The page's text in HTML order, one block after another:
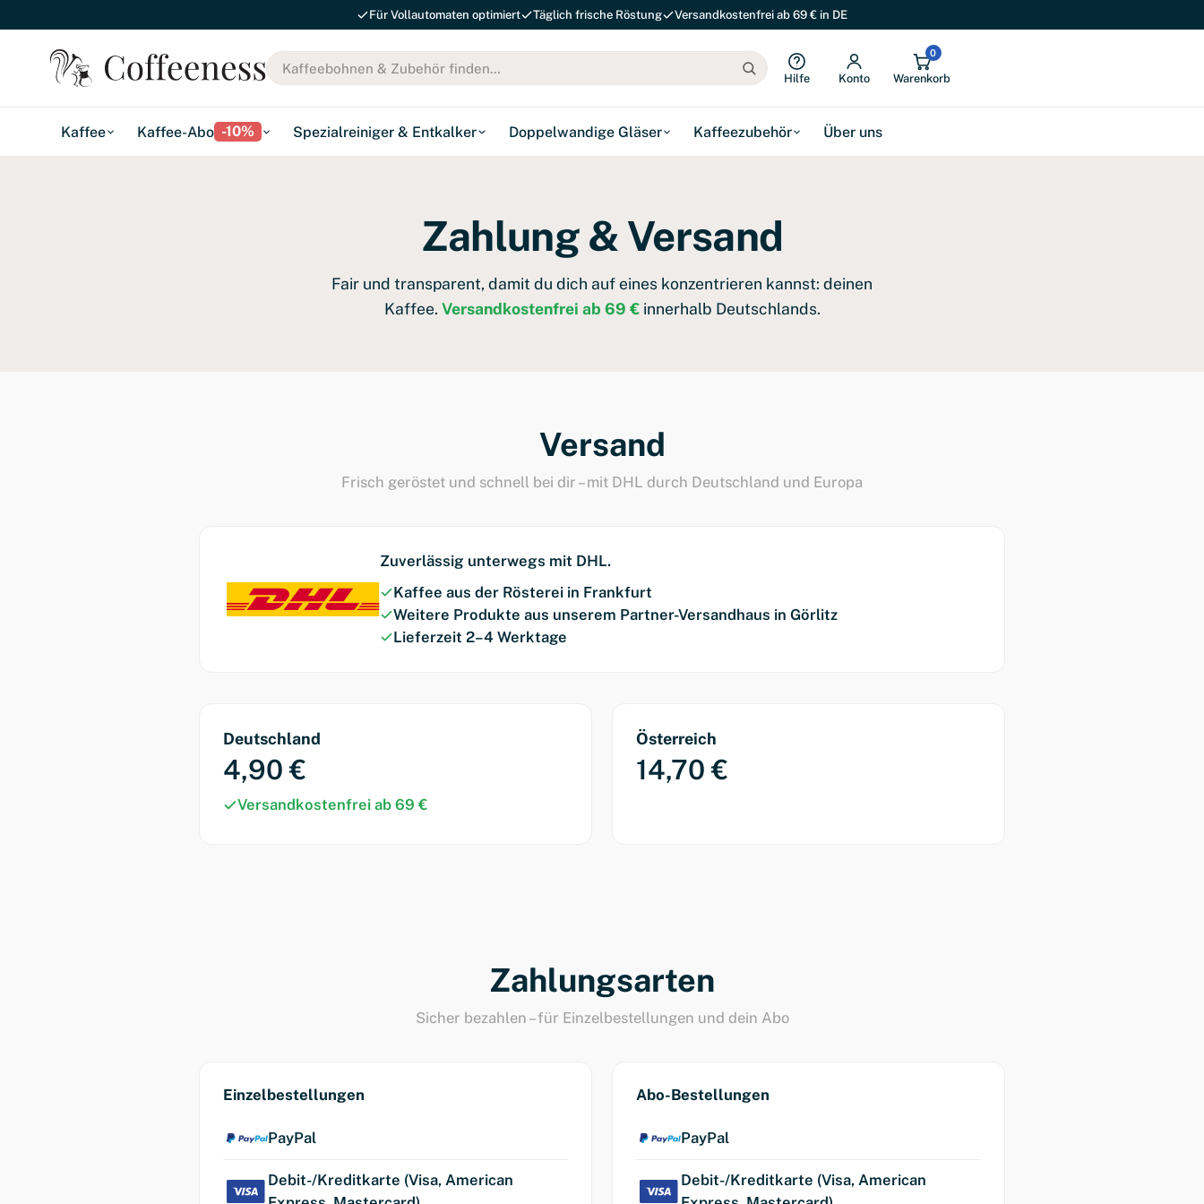
Für Vollautomaten optimiert Täglich frische Röstung Versandkostenfrei ab 69 € in DE
Hilfe Konto
0
Warenkorb
Kaffee Kaffee-Abo -10% Spezialreiniger & Entkalker Doppelwandige Gläser Kaffeezubehör Über uns
Zahlung & Versand
Fair und transparent, damit du dich auf eines konzentrieren kannst: deinen
Kaffee. Versandkostenfrei ab 69 €innerhalb Deutschlands.
Versand
Frisch geröstet und schnell bei dir – mit DHL durch Deutschland und Europa
Zuverlässig unterwegs mit DHL.
Kaffee aus der Rösterei in Frankfurt
Weitere Produkte aus unserem Partner-Versandhaus in Görlitz
Lieferzeit 2–4 Werktage
Deutschland
4,90 €
Versandkostenfrei ab 69 €
Österreich
14,70 €
Zahlungsarten
Sicher bezahlen – für Einzelbestellungen und dein Abo
Einzelbestellungen
PayPal
Debit-/Kreditkarte (Visa, American
Abo-Bestellungen
PayPal
Debit-/Kreditkarte (Visa, American